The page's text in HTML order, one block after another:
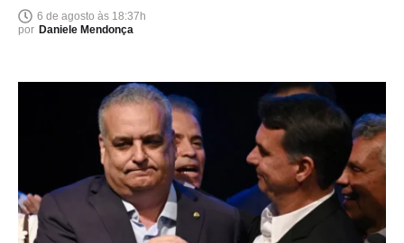
6 de agosto às 18:37h
por Daniele Mendonça